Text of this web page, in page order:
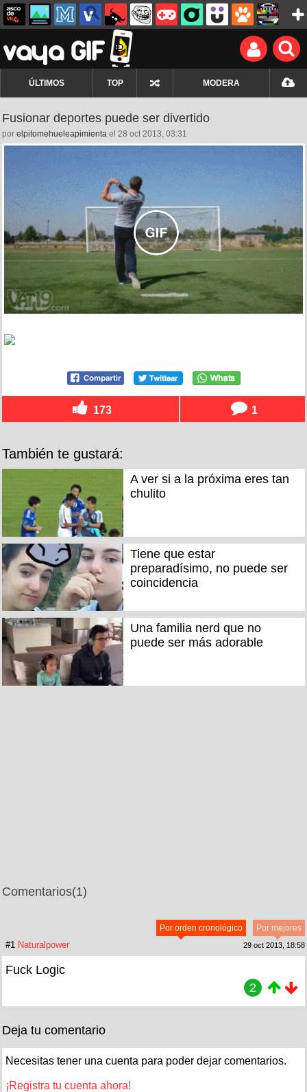
ÚLTIMOS TOP MODERA
Fusionar deportes puede ser divertido
por elpitomehueleapimienta el 28 oct 2013, 03:31
173 1
También te gustará:
A ver si a la próxima eres tan
chulito
Tiene que estar
preparadísimo, no puede ser
coincidencia
Una familia nerd que no
puede ser más adorable
Comentarios(1)
Por mejores
Por orden cronológico
#1 Naturalpower 29 oct 2013, 18:58
Fuck Logic
2
Deja tu comentario
Necesitas tener una cuenta para poder dejar comentarios.
¡Registra tu cuenta ahora!